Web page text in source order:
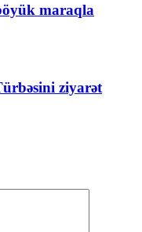
maraqla
ziyarət